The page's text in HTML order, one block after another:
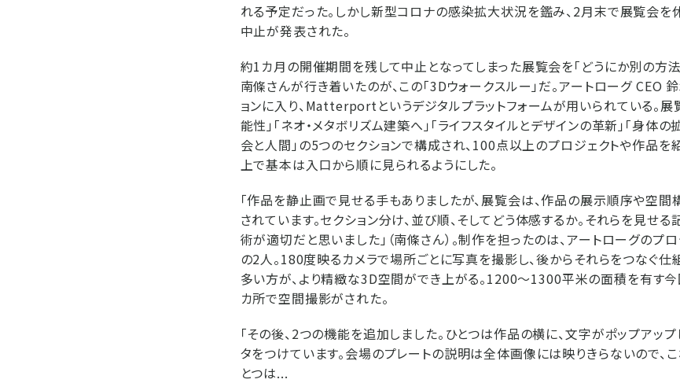
れる予定だった。しかし新型コロナの感染拡大状況を鑑み、2月末で展覧会を
中止が発表された。
約1カ月の開催期間を残して中止となってしまった展覧会を「どうにか別の方
南條さんが行き着いたのが、この「3Dウォークスルー」だ。アートローグ CEO
ョンに入り、Matterportというデジタルプラットフォームが用いられている。
能性」「ネオ・メタボリズム建築へ」「ライフスタイルとデザインの革新」「身体
会と人間」の5つのセクションで構成され、100点以上のプロジェクトや作品を
上で基本は入口から順に見られるようにした。
「作品を静止画で見せる手もありましたが、展覧会は、作品の展示順序や空
されています。セクション分け、並び順、そしてどう体感するか。それらを見せ
術が適切だと思いました」（南條さん）。制作を担ったのは、アートローグのプ
の2人。180度映るカメラで場所ごとに写真を撮影し、後からそれらをつなぐ仕
多い方が、より精緻な3D空間ができ上がる。1200～1300平米の面積を有す
カ所で空間撮影がされた。
「その後、2つの機能を追加しました。ひとつは作品の横に、文字がポップアップ
タをつけています。会場のプレートの説明は全体画像には映りきらないので、
とつは...